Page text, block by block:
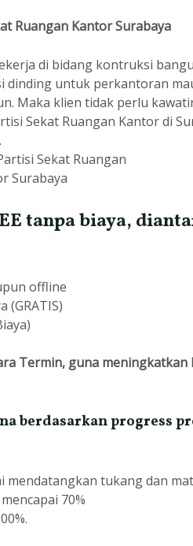
Ruangan Kantor Surabaya
di bidang kontruksi
dinding untuk perkantoran
Maka klien tidak perlu
Sekat Ruangan Kantor di
tanpa biaya,
offline
(GRATIS)
Termin, guna meningkatkan
berdasarkan progress
mendatangkan tukang dan
70%